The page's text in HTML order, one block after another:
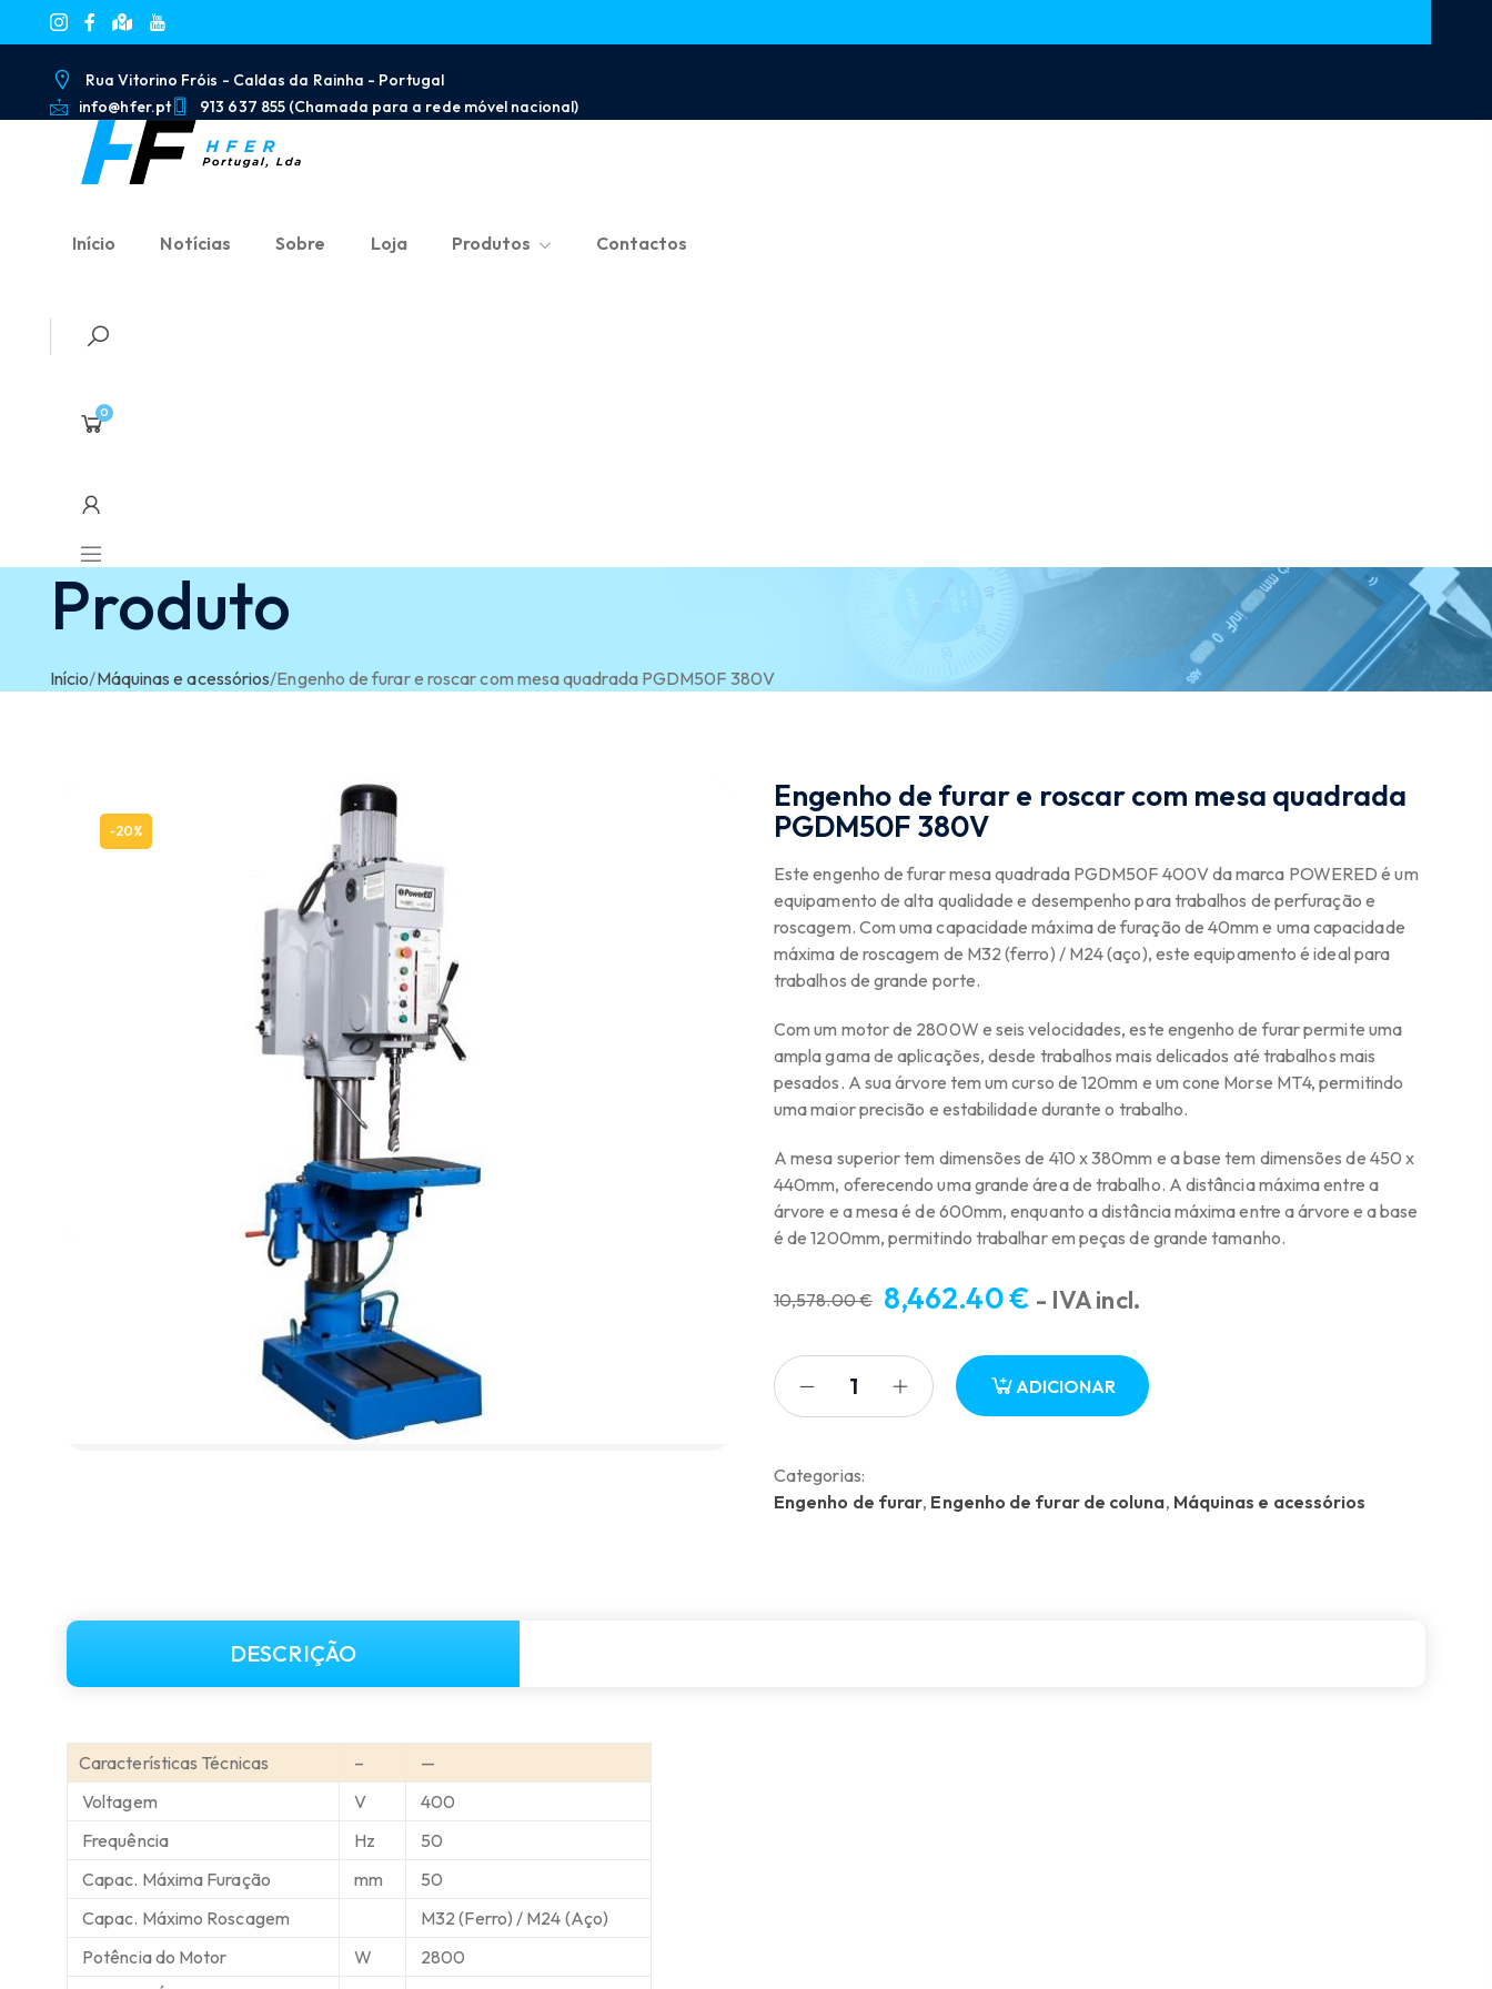
Rua Vitorino Fróis - Caldas da Rainha - Portugal
info@hfer.pt
913 637 855 (Chamada para a rede móvel nacional)
Início Notícias Sobre Loja Produtos Contactos
0
Produto
Início/Máquinas e acessórios/Engenho de furar e roscar com mesa quadrada PGDM50F 380V
-20%
Engenho de furar e roscar com mesa quadrada
PGDM50F 380V
Este engenho de furar mesa quadrada PGDM50F 400V da marca POWERED é um
equipamento de alta qualidade e desempenho para trabalhos de perfuração e
roscagem. Com uma capacidade máxima de furação de 40mm e uma capacidade
máxima de roscagem de M32 (ferro) / M24 (aço), este equipamento é ideal para
trabalhos de grande porte.
Com um motor de 2800W e seis velocidades, este engenho de furar permite uma
ampla gama de aplicações, desde trabalhos mais delicados até trabalhos mais
pesados. A sua árvore tem um curso de 120mm e um cone Morse MT4, permitindo
uma maior precisão e estabilidade durante o trabalho.
A mesa superior tem dimensões de 410 x 380mm e a base tem dimensões de 450 x
440mm, oferecendo uma grande área de trabalho. A distância máxima entre a
árvore e a mesa é de 600mm, enquanto a distância máxima entre a árvore e a base
é de 1200mm, permitindo trabalhar em peças de grande tamanho.
10,578.00€
preço
original
era:
8,462.40€
preço
atual
é:
- IVA incl.
ADICIONAR
Categorias:
Engenho de furar, Engenho de furar de coluna, Máquinas e acessórios
DESCRIÇÃO
Características Técnicas –
—
Voltagem
V
400
Frequência
Hz
50
Capac. Máxima Furação
mm
50
Capac. Máximo Roscagem
M32 (Ferro) / M24 (Aço)
Potência do Motor
W
2800